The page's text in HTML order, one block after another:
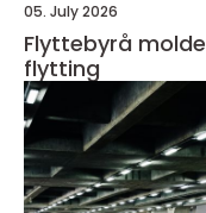
05. July 2026
Flyttebyrå molde trygg og effektiv hjelp til
flytting